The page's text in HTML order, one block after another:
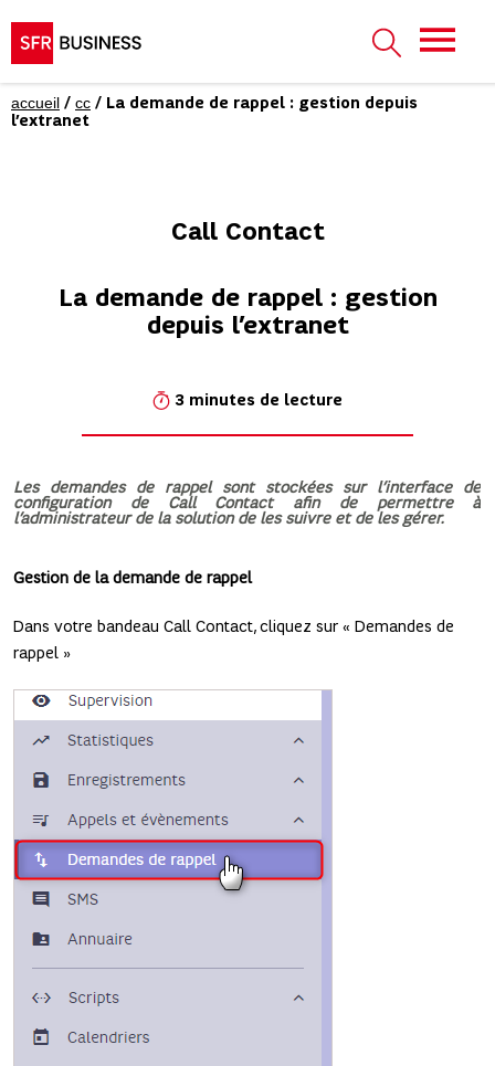
accueil / cc / La demande de rappel : gestion depuis
l’extranet
Call Contact
La demande de rappel : gestion
depuis l’extranet
3 minutes de lecture
Les demandes de rappel sont stockées sur l’interface de
configuration de Call Contact afin de permettre à
l’administrateur de la solution de les suivre et de les gérer.
Gestion de la demande de rappel
Dans votre bandeau Call Contact, cliquez sur « Demandes de
rappel »